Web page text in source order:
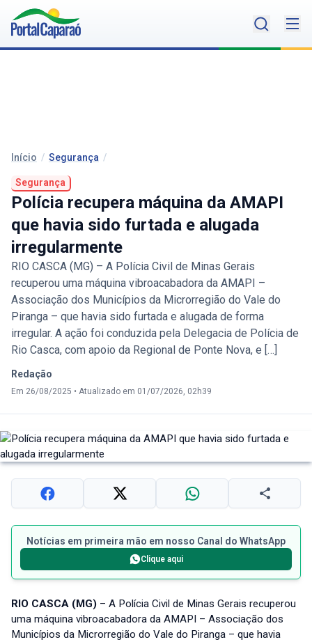
Início / Segurança /
Segurança
Polícia recupera máquina da AMAPI
que havia sido furtada e alugada
irregularmente
RIO CASCA (MG) – A Polícia Civil de Minas Gerais
recuperou uma máquina vibroacabadora da AMAPI –
Associação dos Municípios da Microrregião do Vale do
Piranga – que havia sido furtada e alugada de forma
irregular. A ação foi conduzida pela Delegacia de Polícia de
Rio Casca, com apoio da Regional de Ponte Nova, e […]
Redação
Em 26/08/2025 • Atualizado em 01/07/2026, 02h39
Notícias em primeira mão em nosso Canal do WhatsApp
Clique aqui
RIO CASCA (MG) – A Polícia Civil de Minas Gerais recuperou
uma máquina vibroacabadora da AMAPI – Associação dos
Municípios da Microrregião do Vale do Piranga – que havia